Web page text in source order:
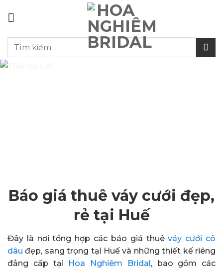
dung
Tìm
Báo giá thuê váy cưới đẹp,
rẻ tại Huế
Đây là nơi tổng hợp các báo giá thuêváy cưới cô
dâu đẹp, sang trọng tại Huế và những thiết kế riêng
đẳng cấp tại Hoa Nghiêm Bridal, bao gồm các